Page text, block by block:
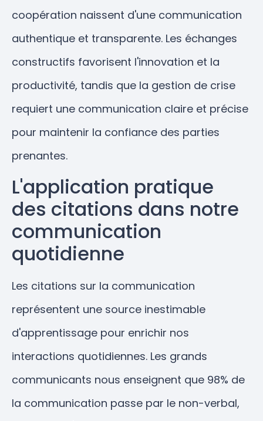
coopération naissent d'une communication
authentique et transparente. Les échanges
constructifs favorisent l'innovation et la
productivité, tandis que la gestion de crise
requiert une communication claire et précise
pour maintenir la confiance des parties
prenantes.
L'application pratique
des citations dans notre
communication
quotidienne
Les citations sur la communication
représentent une source inestimable
d'apprentissage pour enrichir nos
interactions quotidiennes. Les grands
communicants nous enseignent que 98% de
la communication passe par le non-verbal,